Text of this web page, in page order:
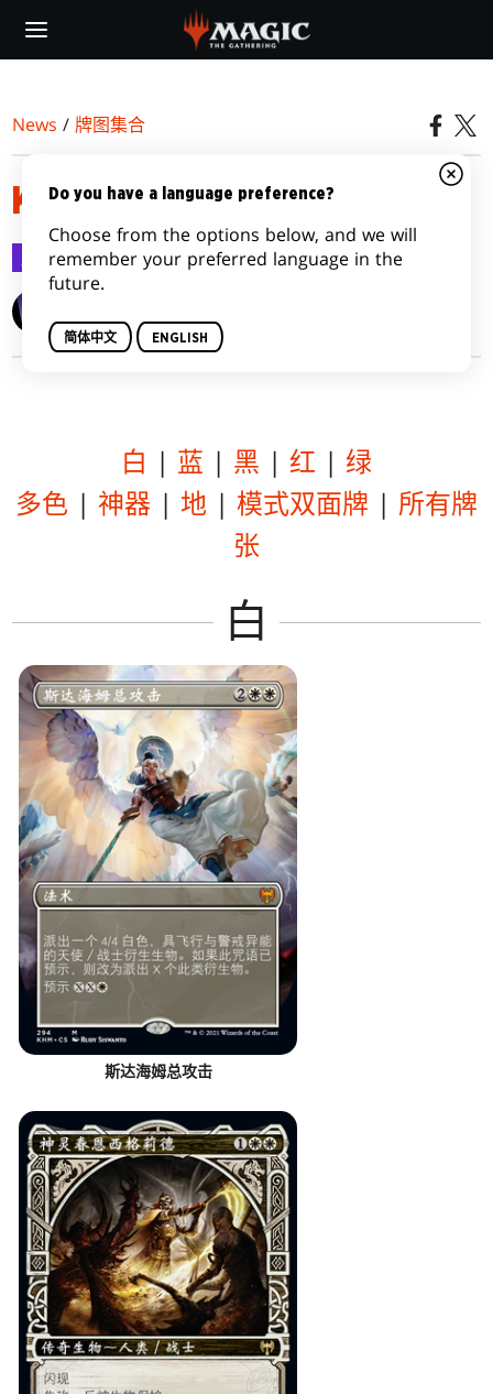
main
News / 牌图集合
KALDHEIM VARIANTS
牌图集合 2021-01-21
白 | 蓝 | 黑 | 红 | 绿
多色 | 神器 | 地 | 模式双面牌 | 所有牌
张
白
斯达海姆总攻击
Do you have a language preference?
Choose from the options below, and we will
remember your preferred language in the
future.
简体中文 ENGLISH